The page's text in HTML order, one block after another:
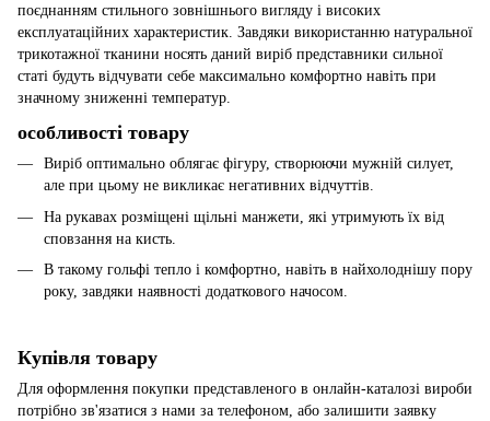
поєднанням стильного зовнішнього вигляду і високих
експлуатаційних характеристик. Завдяки використанню натуральної
трикотажної тканини носять даний виріб представники сильної
статі будуть відчувати себе максимально комфортно навіть при
значному зниженні температур.
особливості товару
Виріб оптимально облягає фігуру, створюючи мужній силует,
але при цьому не викликає негативних відчуттів.
На рукавах розміщені щільні манжети, які утримують їх від
сповзання на кисть.
В такому гольфі тепло і комфортно, навіть в найхолоднішу пору
року, завдяки наявності додаткового начосом.
Купівля товару
Для оформлення покупки представленого в онлайн-каталозі вироби
потрібно зв'язатися з нами за телефоном, або залишити заявку